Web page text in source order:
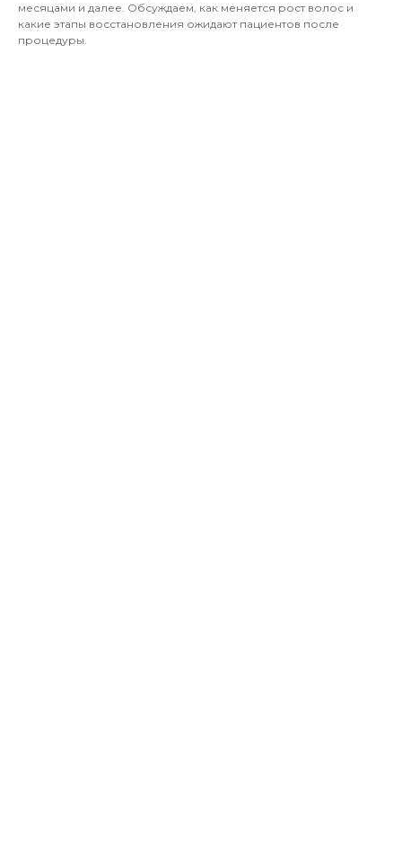
месяцами и далее. Обсуждаем, как меняется рост волос и
какие этапы восстановления ожидают пациентов после
процедуры.